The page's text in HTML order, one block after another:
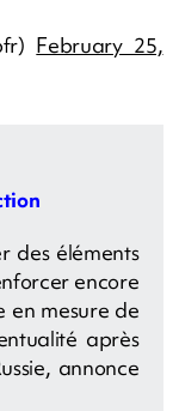
February 25,
des éléments
encore
en mesure de
après
annonce